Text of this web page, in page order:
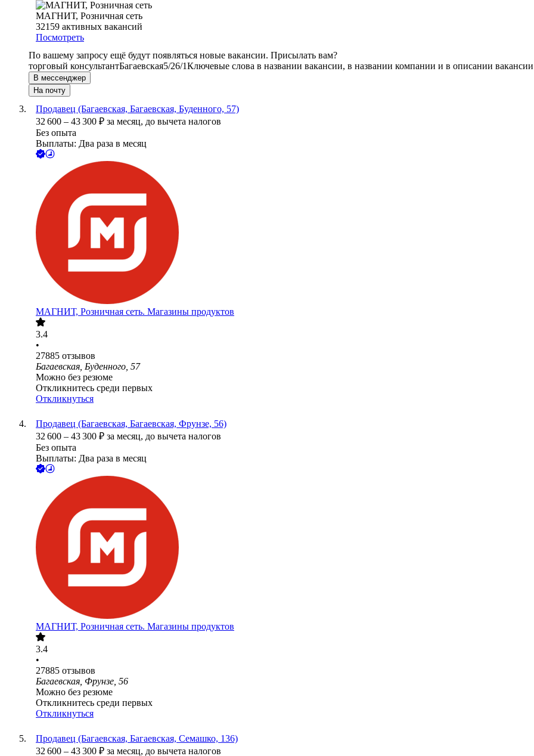
МАГНИТ, Розничная сеть
32159 активных вакансий
Посмотреть
По вашему запросу ещё будут появляться новые вакансии. Присылать вам?
торговый консультантБагаевская5/26/1Ключевые слова в названии вакансии, в названии компании и в описании вакансии
В мессенджер
На почту
Продавец (Багаевская, Багаевская, Буденного, 57)
32 600 – 43 300 ₽ за месяц, до вычета налогов
Без опыта
Выплаты: Два раза в месяц
МАГНИТ, Розничная сеть. Магазины продуктов
3.4
•
27885 отзывов
Багаевская, Буденного, 57
Можно без резюме
Откликнитесь среди первых
Откликнуться
Продавец (Багаевская, Багаевская, Фрунзе, 56)
32 600 – 43 300 ₽ за месяц, до вычета налогов
Без опыта
Выплаты: Два раза в месяц
МАГНИТ, Розничная сеть. Магазины продуктов
3.4
•
27885 отзывов
Багаевская, Фрунзе, 56
Можно без резюме
Откликнитесь среди первых
Откликнуться
Продавец (Багаевская, Багаевская, Семашко, 136)
32 600 – 43 300 ₽ за месяц, до вычета налогов